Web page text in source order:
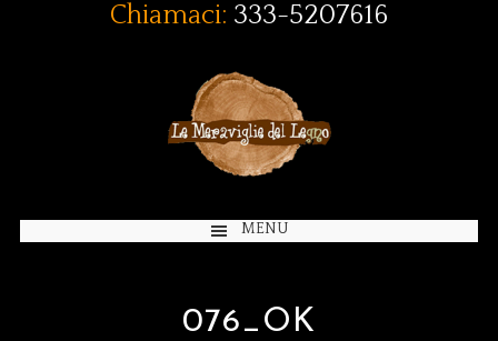
Chiamaci: 333-5207616
MENU
076_OK